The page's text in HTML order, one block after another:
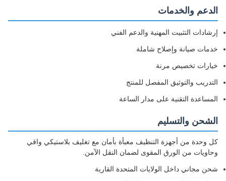
الدعم والخدمات
إرشادات التثبيت المهنية والدعم الفني
خدمات صيانة وإصلاح شاملة
خيارات تخصيص مرنة
التدريب والتوثيق المفصل للمنتج
المساعدة التقنية على مدار الساعة
الشحن والتسليم
كل وحدة من أجهزة التنظيف معبأة بأمان مع تغليف بلاستيكي واقي
وحاويات من الورق المقوى لضمان النقل الآمن.
شحن مجاني داخل الولايات المتحدة القارية